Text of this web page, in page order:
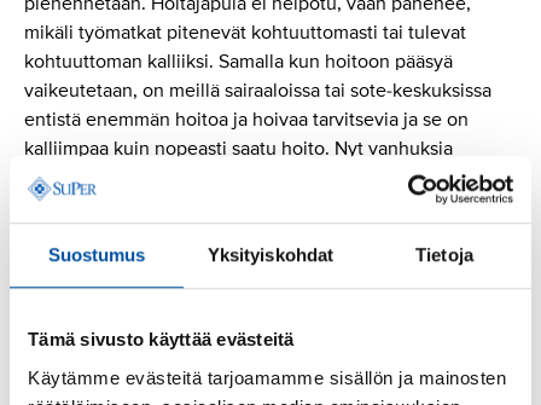
Suostumus Yksityiskohdat Tietoja
Tämä sivusto käyttää evästeitä
Käytämme evästeitä tarjoamamme sisällön ja mainosten
mikäli työmatkat pitenevät kohtuuttomasti tai tulevat
kohtuuttoman kalliiksi. Samalla kun hoitoon pääsyä
vaikeutetaan, on meillä sairaaloissa tai sote-keskuksissa
entistä enemmän hoitoa ja hoivaa tarvitsevia ja se on
kalliimpaa kuin nopeasti saatu hoito. Nyt vanhuksia
myös menehtyy odottaessaan liian pitkään
tarpeenmukaista hoitopaikkaa.
Kansan valitsemat päättäjät eivät ole täyttäneet
vaalilupauksiaan eikä kansalaisten huolta haluta kuulla.
valtaan. Todellisuudessa aidon keskustelun puute sekä
poliittisen eliitin erkaantuminen kansasta vaarantavat